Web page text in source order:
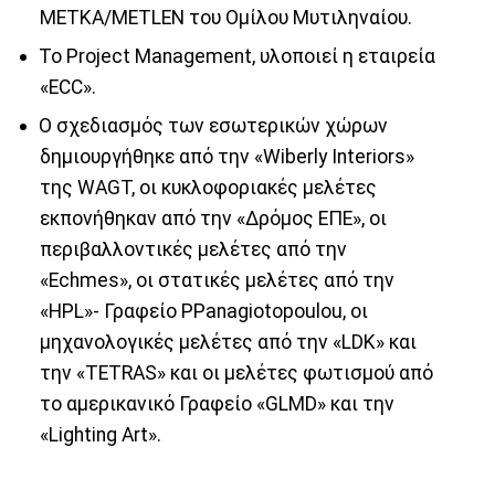
ΜΕΤΚΑ/METLEN του Ομίλου Μυτιληναίου.
Το Project Management, υλοποιεί η εταιρεία
«ECC».
Ο σχεδιασμός των εσωτερικών χώρων
δημιουργήθηκε από την «Wiberly Interiors»
της WAGT, οι κυκλοφοριακές μελέτες
εκπονήθηκαν από την «Δρόμος ΕΠΕ», οι
περιβαλλοντικές μελέτες από την
«Echmes», οι στατικές μελέτες από την
«HPL»- Γραφείο PPanagiotopoulou, οι
μηχανολογικές μελέτες από την «LDK» και
την «TETRAS» και οι μελέτες φωτισμού από
το αμερικανικό Γραφείο «GLMD» και την
«Lighting Art».